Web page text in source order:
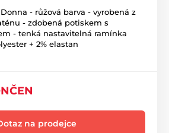
- růžová barva - vyrobená z
- zdobená potiskem s
- tenká nastavitelná ramínka
+ 2% elastan
na prodejce